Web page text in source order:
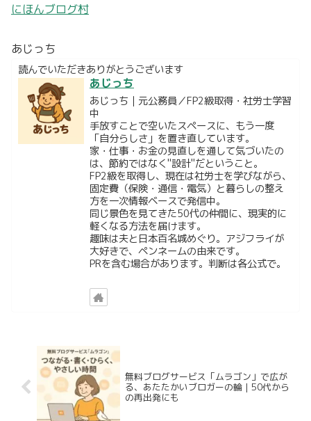
にほんブログ村
あじっち
読んでいただきありがとうございます
あじっち
あじっち｜元公務員／FP2級取得・社労士学習
中
手放すことで空いたスペースに、もう一度
「自分らしさ」を置き直しています。
家・仕事・お金の見直しを通して気づいたの
は、節約ではなく"設計"だということ。
FP2級を取得し、現在は社労士を学びながら、
固定費（保険・通信・電気）と暮らしの整え
方を一次情報ベースで発信中。
同じ景色を見てきた50代の仲間に、現実的に
軽くなる方法を届けます。
趣味は夫と日本百名城めぐり。アジフライが
大好きで、ペンネームの由来です。
PRを含む場合があります。判断は各公式で。
無料ブログサービス「ムラゴン」で広が
る、あたたかいブロガーの輪｜50代から
の再出発にも